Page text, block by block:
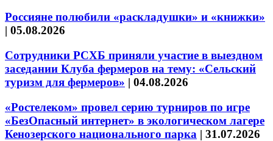
Россияне полюбили «раскладушки» и «книжки»
| 05.08.2026
Сотрудники РСХБ приняли участие в выездном
заседании Клуба фермеров на тему: «Сельский
туризм для фермеров» | 04.08.2026
«Ростелеком» провел серию турниров по игре
«БезОпасный интернет» в экологическом лагере
Кенозерского национального парка | 31.07.2026